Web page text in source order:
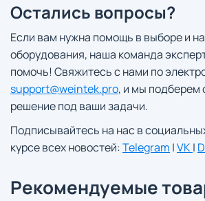
Остались вопросы?
Если вам нужна помощь в выборе и
оборудования, наша команда
помочь! Свяжитесь с нами по
support@weintek.pro, и мы подберем
решение под ваши задачи.
Подписывайтесь на нас в
курсе всех новостей:Telegram |VK|
Рекомендуемые